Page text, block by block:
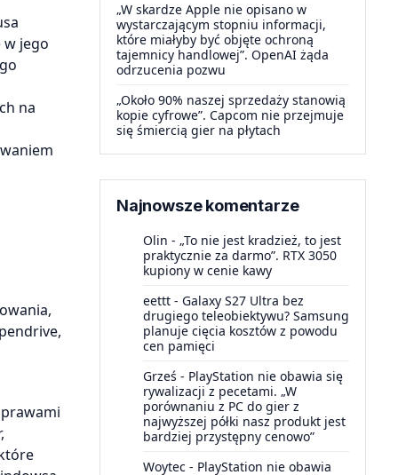
w jego
na
„W skardze Apple nie opisano w
wystarczającym stopniu informacji,
które miałyby być objęte ochroną
tajemnicy handlowej”. OpenAI żąda
odrzucenia pozwu
„Około 90% naszej sprzedaży stanowią
kopie cyfrowe”. Capcom nie przejmuje
się śmiercią gier na płytach
Najnowsze komentarze
Olin - „To nie jest kradzież, to jest
praktycznie za darmo”. RTX 3050
kupiony w cenie kawy
eettt - Galaxy S27 Ultra bez
drugiego teleobiektywu? Samsung
planuje cięcia kosztów z powodu
cen pamięci
Grześ - PlayStation nie obawia się
rywalizacji z pecetami. „W
porównaniu z PC do gier z
najwyższej półki nasz produkt jest
bardziej przystępny cenowo”
Woytec - PlayStation nie obawia